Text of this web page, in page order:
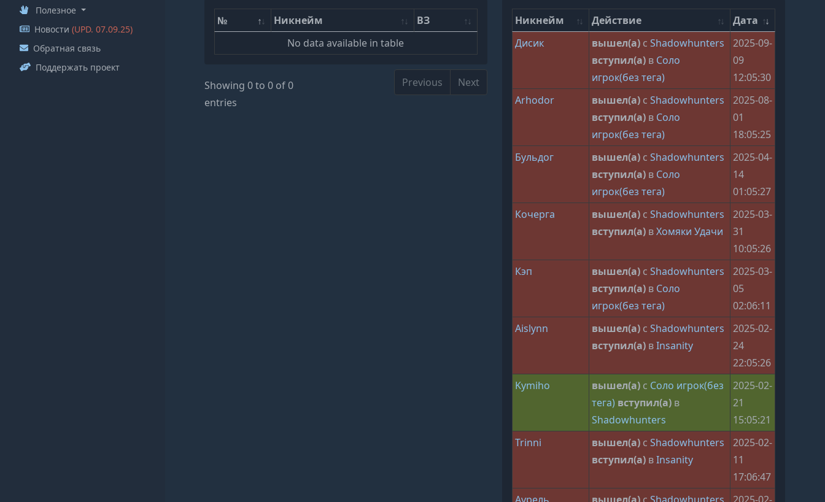
Полезное
Новости (UPD. 07.09.25)
Обратная связь
Поддержать проект
№ Никнейм
ВЗ
No data available in table
Showing 0 to 0 of 0
entries
Previous Next
Никнейм Действие
Дата
Дисик
вышел(а) сShadowhunters
вступил(а) в Соло
игрок(без тега)
2025-09-
09
12:05:30
Arhodor
вышел(а) сShadowhunters
вступил(а) в Соло
игрок(без тега)
2025-08-
01
18:05:25
Бульдог
вышел(а) сShadowhunters
вступил(а) в Соло
игрок(без тега)
2025-04-
14
01:05:27
Кочерга
вышел(а) сShadowhunters
вступил(а) вХомяки Удачи
2025-03-
31
10:05:26
Кэп
вышел(а) сShadowhunters
вступил(а) в Соло
игрок(без тега)
2025-03-
05
02:06:11
Aislynn
вышел(а) сShadowhunters
вступил(а) вInsanity
2025-02-
24
22:05:26
Kymiho
вышел(а) с Соло игрок(без
тега) вступил(а) в
Shadowhunters
2025-02-
21
15:05:21
Trinni
вышел(а) сShadowhunters
вступил(а) вInsanity
2025-02-
11
17:06:47